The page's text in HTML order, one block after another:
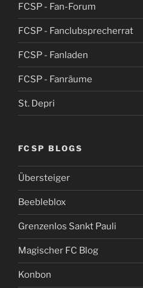
FCSP - Fan-Forum
FCSP - Fanclubsprecherrat
FCSP - Fanladen
FCSP - Fanräume
St. Depri
FCSP BLOGS
Übersteiger
Beebleblox
Grenzenlos Sankt Pauli
Magischer FC Blog
Konbon